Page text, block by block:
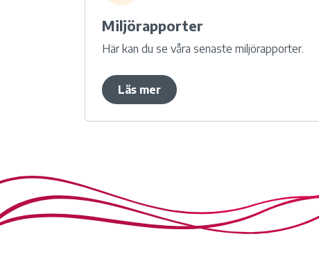
Miljörapporter
Här kan du se våra senaste miljörapporter.
Läs mer